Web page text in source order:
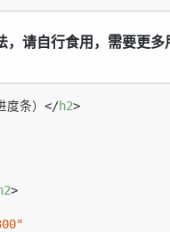
，请自行食用，需要更
条） </h2>
>